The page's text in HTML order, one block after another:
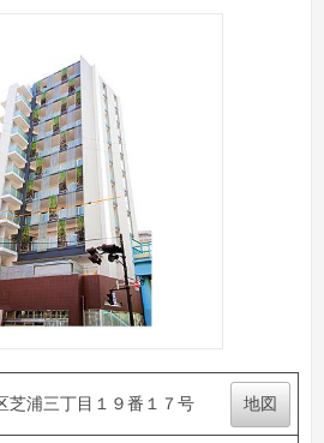
芝浦三丁目１９番１７号 地図